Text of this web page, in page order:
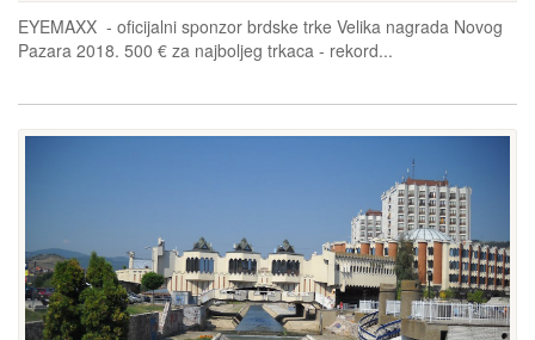
EYEMAXX - oficijalni sponzor brdske trke Velika nagrada Novog
Pazara 2018. 500 € za najboljeg trkaca - rekord...